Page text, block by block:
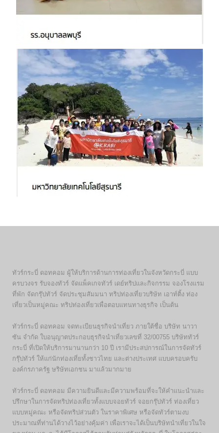
ทัวร์กระบี่ ดอทคอม ผู้ให้บริการด้านการท่องเที่ยวในจังหวัดกระบี่ แบบ
ครบวงจร รับจองทัวร์ จัดแพ็คเกจทัวร์ เดย์ทริปและกิจกรรม จองโรงแรม
ที่พัก จัดกรุ๊ปทัวร์ จัดประชุมสัมมนา ทริปท่องเที่ยวบริษัท เอาท์ติ้ง ท่อง
เที่ยวเป็นหมู่คณะ ทริปท่องเที่ยวเพื่อตอบแทนทางธุรกิจ เป็นต้น
ทัวร์กระบี่ ดอทคอม จดทะเบียนธุรกิจนำเที่ยว ภายใต้ชื่อ บริษัท นาวา
ซัน จำกัด ใบอนุญาตประกอบธุรกิจนำเที่ยวเลขที่ 32/00755 บริษัททัวร์
กระบี่ ที่เปิดให้บริการมานานกว่า 10 ปี เรามีประสปการณ์ในการจัดทัวร์
กรุ๊ปทัวร์ ให้แก่นักท่องเที่ยทั้งชาวไทย และต่างประเทศ แบบครอบครับ
องค์กรภาครัฐ ษริษัทเอกชน มาแล้วมากมาย
ทัวร์กระบี่ ดอทคอม มีความยินดีและมีความพร้อมที่จะให้คำแนะนำและ
ปรึกษาในการจัดทริปท่องเที่ยวทั้งแบบจอยทัวร์ จอยกรุ๊ปทัวร์ ท่องเที่ยว
แบบหมู่คณะ หรือจัดทริปส่วนตัว ในราคาพิเศษ หรือจัดทัวร์ตามงบ
ประมาณที่ท่านได้วางไว้อย่างคุ้มค่า เพื่อเราจะได้เป็นบริษัทนำเที่ยวในใจ